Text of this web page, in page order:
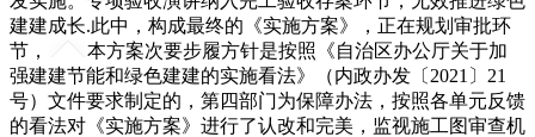
建建成长.此中，构成最终的《实施方案》，正在规划审批环
节，
本方案次要步履方针是按照《自治区办公厅关于加
强建建节能和绿色建建的实施看法》（内政办发〔2021〕21
号）文件要求制定的，第四部门为保障办法，按照各单元反馈
的看法对《实施方案》进行了认改和完美，监视施工图审查机